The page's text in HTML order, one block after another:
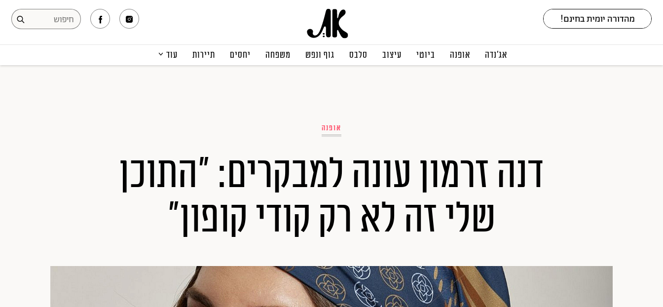
אג׳נדה אופנה ביוטי עיצוב סלבס גוף ונפש משפחה יחסים תיירות עוד
אופנה
דנה זרמון עונה למבקרים: "התוכן
שלי זה לא רק קודי קופון"